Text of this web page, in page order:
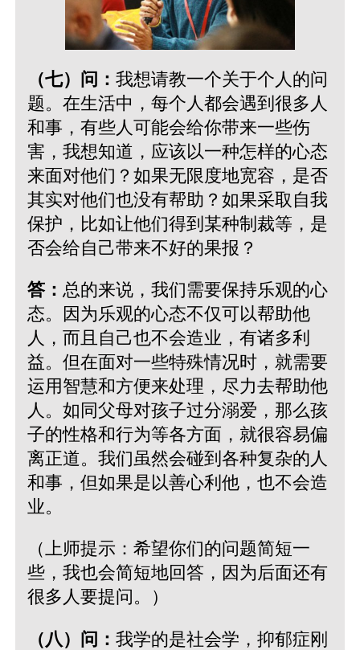
（七）问： 我想请教一个关于个人的问
题。在生活中，每个人都会遇到很多人
和事，有些人可能会给你带来一些伤
害，我想知道，应该以一种怎样的心态
来面对他们？如果无限度地宽容，是否
其实对他们也没有帮助？如果采取自我
保护，比如让他们得到某种制裁等，是
否会给自己带来不好的果报？
答： 总的来说，我们需要保持乐观的心
态。因为乐观的心态不仅可以帮助他
人，而且自己也不会造业，有诸多利
益。但在面对一些特殊情况时，就需要
运用智慧和方便来处理，尽力去帮助他
人。如同父母对孩子过分溺爱，那么孩
子的性格和行为等各方面，就很容易偏
离正道。我们虽然会碰到各种复杂的人
和事，但如果是以善心利他，也不会造
业。
（上师提示：希望你们的问题简短一
些，我也会简短地回答，因为后面还有
很多人要提问。）
（八）问： 我学的是社会学，抑郁症刚